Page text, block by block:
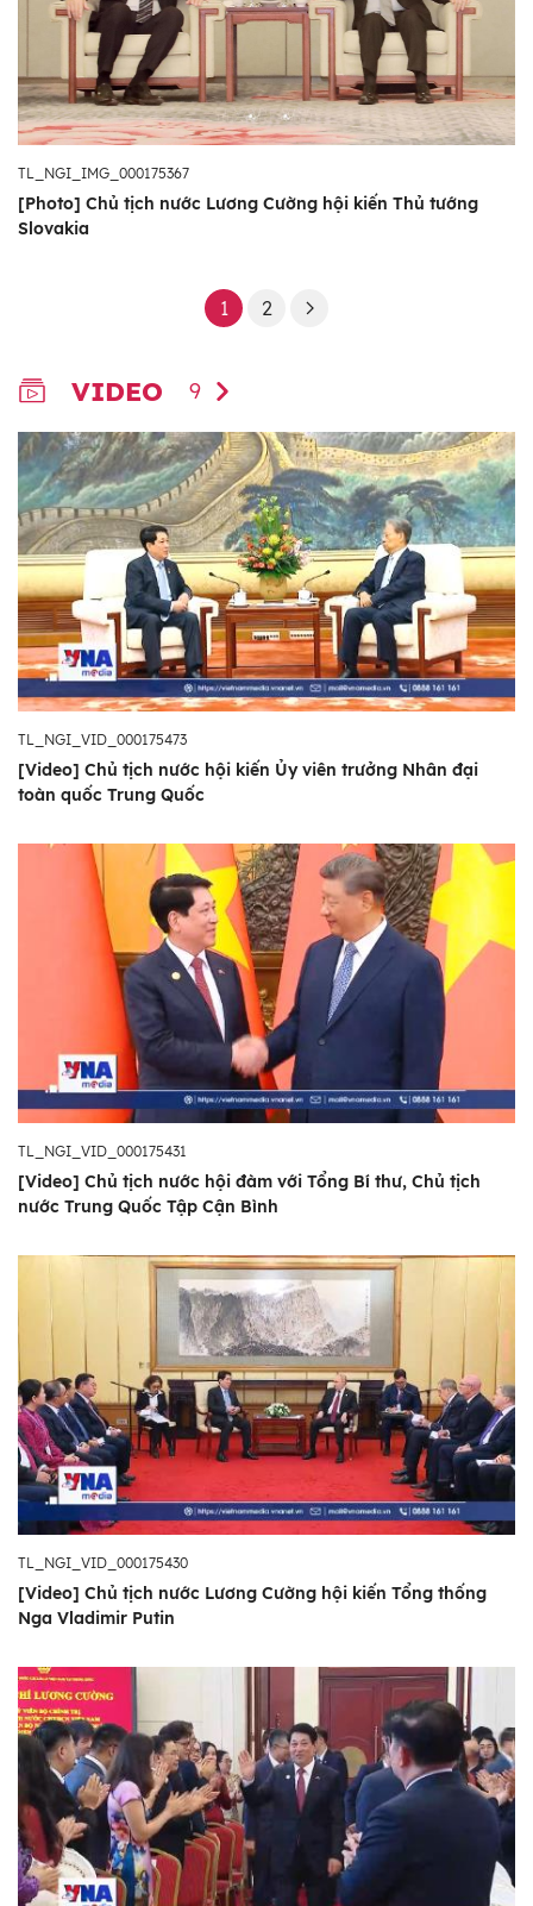
TL_NGI_IMG_000175367
[Photo] Chủ tịch nước Lương Cường hội kiến Thủ tướng
Slovakia
1 2
VIDEO 9
TL_NGI_VID_000175473
[Video] Chủ tịch nước hội kiến Ủy viên trưởng Nhân đại
toàn quốc Trung Quốc
TL_NGI_VID_000175431
[Video] Chủ tịch nước hội đàm với Tổng Bí thư, Chủ tịch
nước Trung Quốc Tập Cận Bình
TL_NGI_VID_000175430
[Video] Chủ tịch nước Lương Cường hội kiến Tổng thống
Nga Vladimir Putin